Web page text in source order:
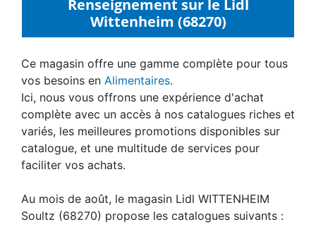
Renseignement sur le Lidl
Wittenheim (68270)
Ce magasin offre une gamme complète pour tous
vos besoins en Alimentaires.
Ici, nous vous offrons une expérience d'achat
complète avec un accès à nos catalogues riches et
variés, les meilleures promotions disponibles sur
catalogue, et une multitude de services pour
faciliter vos achats.
Au mois de août, le magasin Lidl WITTENHEIM
Soultz (68270) propose les catalogues suivants :